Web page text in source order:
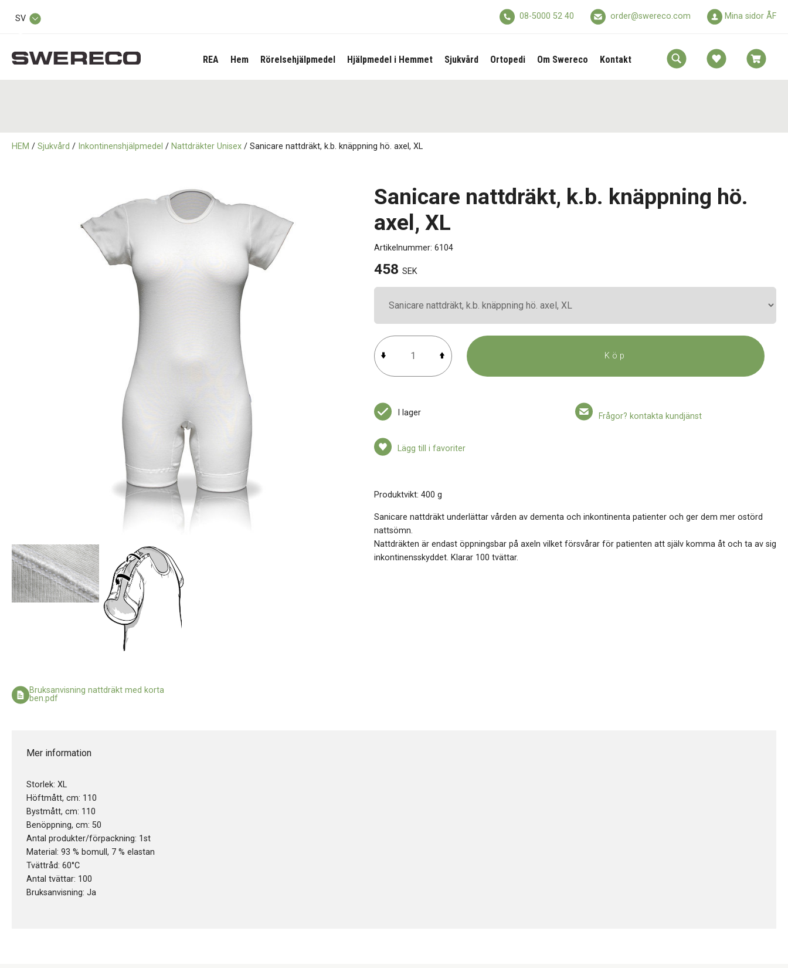
SV 08-5000 52 40 order@swereco.com Mina sidor ÅF
REA Hem Rörelsehjälpmedel Hjälpmedel i Hemmet Sjukvård Ortopedi Om Swereco Kontakt
HEM / Sjukvård / Inkontinenshjälpmedel / Nattdräkter Unisex / Sanicare nattdräkt, k.b. knäppning hö. axel, XL
Bruksanvisning nattdräkt med korta
ben.pdf
Sanicare nattdräkt, k.b. knäppning hö.
axel, XL
Artikelnummer: 6104
458 SEK
Köp
I lager Frågor? kontakta kundjänst
Lägg till i favoriter
Produktvikt: 400 g
Sanicare nattdräkt underlättar vården av dementa och inkontinenta patienter och ger dem mer ostörd
nattsömn.
Nattdräkten är endast öppningsbar på axeln vilket försvårar för patienten att själv komma åt och ta av sig
inkontinensskyddet. Klarar 100 tvättar.
Mer information
Storlek: XL
Höftmått, cm: 110
Bystmått, cm: 110
Benöppning, cm: 50
Antal produkter/förpackning: 1st
Material: 93 % bomull, 7 % elastan
Tvättråd: 60°C
Antal tvättar: 100
Bruksanvisning: Ja